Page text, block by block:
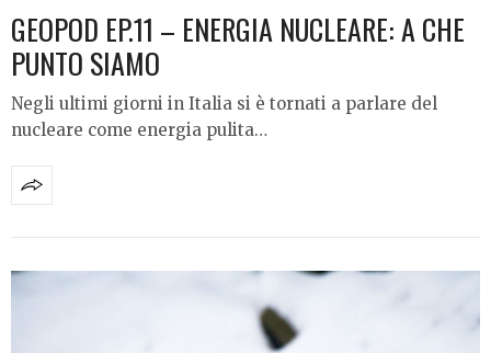
GEOPOD EP.11 – ENERGIA NUCLEARE: A CHE
PUNTO SIAMO
Negli ultimi giorni in Italia si è tornati a parlare del
nucleare come energia pulita…